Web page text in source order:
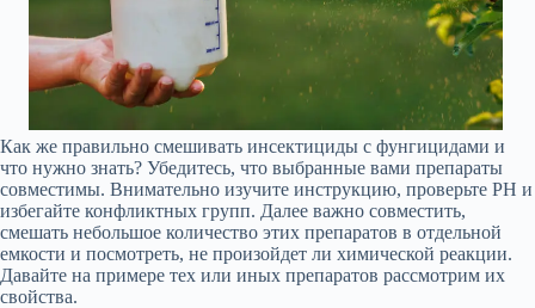
Как же правильно смешивать инсектициды с фунгицидами и
что нужно знать? Убедитесь, что выбранные вами препараты
совместимы. Внимательно изучите инструкцию, проверьте PH и
избегайте конфликтных групп. Далее важно совместить,
смешать небольшое количество этих препаратов в отдельной
емкости и посмотреть, не произойдет ли химической реакции.
Давайте на примере тех или иных препаратов рассмотрим их
свойства.